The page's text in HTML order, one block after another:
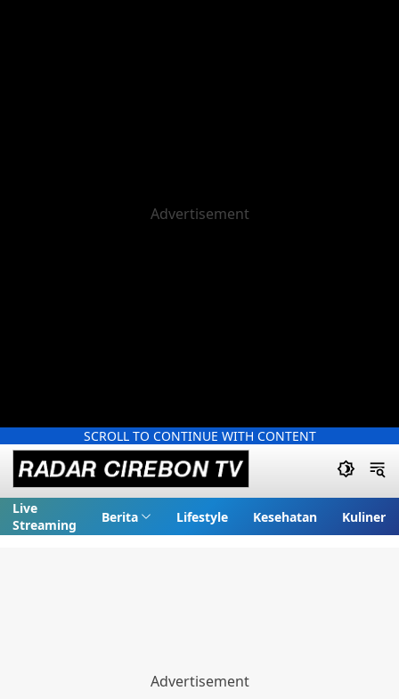
SCROLL TO CONTINUE WITH CONTENT
Live
Streaming
Berita Lifestyle Kesehatan Kuliner